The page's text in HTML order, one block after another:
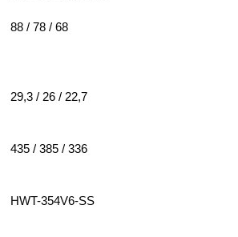
88 / 78 / 68
29,3 / 26 / 22,7
435 / 385 / 336
HWT-354V6-SS